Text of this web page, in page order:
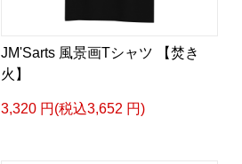
JM'Sarts 風景画Tシャツ 【焚き
火】
3,320 円(税込3,652 円)